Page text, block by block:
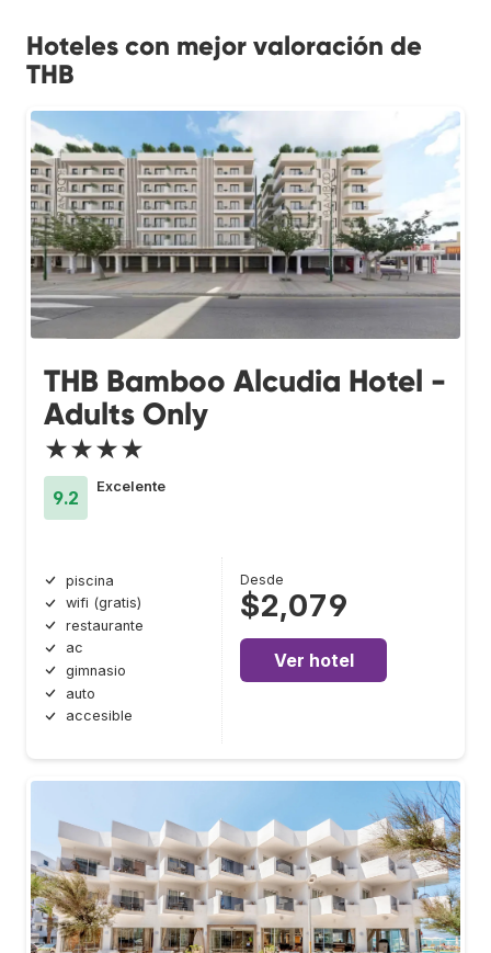
Hoteles con mejor valoración de
THB
THB Bamboo Alcudia Hotel -
Adults Only
★★★★
9.2
Excelente
piscina
wifi (gratis)
restaurante
ac
gimnasio
auto
accesible
Desde
$2,079
Ver hotel